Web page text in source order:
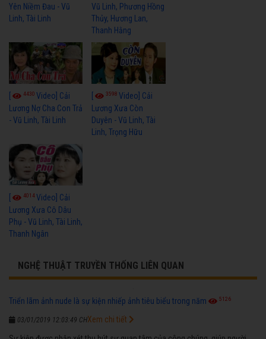
Yên Niềm Đau - Vũ
Linh, Tài Linh
Vũ Linh, Phương Hồng
Thủy, Hương Lan,
Thanh Hằng
4430 Video] Cải
Lương Nợ Cha Con Trả
- Vũ Linh, Tài Linh
3598Video] Cải
Lương Xưa Còn
Duyên - Vũ Linh, Tài
Linh, Trọng Hữu
[ 4014Video] Cải
Lương Xưa Cô Dâu
Phụ - Vũ Linh, Tài Linh,
Thanh Ngân
NGHỆ THUẬT TRUYỀN THỐNG LIÊN QUAN
Triển lãm ảnh nude là sự kiện nhiếp ảnh tiêu biểu trong năm 5126
03/01/2019 12:03:49 CHXem chi tiết